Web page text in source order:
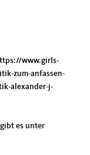
www.girls-
zum-anfassen-
alexander-j-
es unter